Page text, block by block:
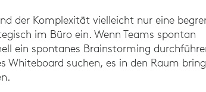
der Komplexität vielleicht nur eine
im Büro ein. Wenn Teams spontan
ein spontanes Brainstorming
suchen, es in den Raum